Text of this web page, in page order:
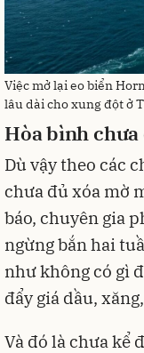
Việc mở lại eo biển
lâu dài cho xung đột ở
Hòa bình
Dù vậy theo các
chưa đủ xóa mờ
báo, chuyên gia
ngừng bắn hai
như không có gì
đẩy giá dầu,
Và đó là chưa kể